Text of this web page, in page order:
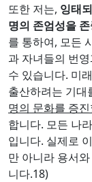
또한 저는, 잉태
명의 존엄성을
를 통하여, 모든
과 자녀들의 번
수 있습니다. 미
출산하려는 기대
명의 문화를 증
합니다. 모든 나
입니다. 실제로
만 아니라 용서
니다.18)